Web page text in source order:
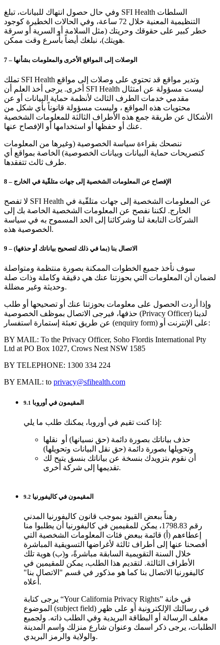
وفي حال حصول انتهاك للبيانات، تبلغ SFI Health السلطات
التنظيمية المعنية خلال 72 ساعة، وفي الحالات الخطيرة كوجود
خطر كبير على حقوقك وحريتك (مثل السلامة أو السرية أو سرقة
هويتك)، نبلغك أيضاً بأسرع وقت ممكن.
تملك SFI Health وتدير مواقع قد تحتوي على وصلات إلى مواقع
أخرى. يرجى أخذ العلم أن SFI Health ليست مسؤولة عن امتثال
مقدمي خدمات الطرف الثالث لأنظمة حماية البيانات أو عن
محتويات هذه المواقع ، وليست مسؤولة قانوناً بأي شكل من
الأشكال عن طريقة جمع هذه الأطراف الثالثة للمعلومات الشخصية
عنك أو حفظها أو استخدامها أو الإفصاح عنها.
ننصحك بقراءة سياسة الخصوصية (وغيرها من المعلومات
كتصريحات حماية البيانات وبيانات الخصوصية) الخاصة بمواقع أي
طرف ثالث تتفقدها.
8 – الإفصاح عن المعلومات الشخصية إلى جهات متلقّية في الخارج
لا تفصح SFI Health عن المعلومات الشخصية إلى جهات متلقّية في
الخارج. لكننا نفصح عن المعلومات الشخصية الخاصة بك إلى
الشركات التابعة لنا وشركائنا إلى الحد المسموح به في سياسة
الخصوصية هذه.
9 – الاتصال بنا (بما في ذلك لتصحيح بياناتك أو حذفها)
سوف نأخذ جميع الخطوات الممكنة بصورة منتظمة ومتواصلة
لضمان أن المعلومات التي بحوزتنا عنك هي دقيقة وكاملة وذات صلة
وحديثة وغير مضللة.
وإذا أردت الحصول على معلومات بحوزتنا عنك أو تصحيحها أو طلب
حذفها، فيرجى الاتصال بموظف الخصوصية (Privacy Officer) لدينا
عن طريق تعبئة إستمارة استفسار (enquiry form) على الإنترنت أو:
BY MAIL: To the Privacy Officer, Soho Flordis International Pty
Ltd at PO Box 1027, Crows Nest NSW 1585
BY TELEPHONE: 1300 334 224
BY EMAIL: to privacy@sfihealth.com
9.1 المقيمون في أوروبا
إذا كنت تقيم في أوروبا، يمكنك طلب ما يلي:
حذف بياناتك بصورة دائمة (حق نسيانها) أو نقلها
أن نقوم بتزويدك بنسخة عن بياناتك بنسق يتيح لك
تقديمها إلى شركة أخرى.
9.2
رهناً ببعض القيود بموجب قانون كاليفورنيا المدني
رقم 1798.83، يمكن للمقيمين في كاليفورنيا أن يطلبوا منا
إعطاءهم (أ) قائمة ببعض فئات المعلومات الشخصية التي
أفصحنا عنها إلى أطراف ثالثة لأغراضها التسويقية المباشرة
خلال السنة التقويمية السابقة مباشرةً، و(ب) هوية تلك
الأطراف الثالثة. لتقديم هذا الطلب، يمكن للمقيمين في
كاليفورنيا الاتصال بنا كما هو مذكور في قسم "الاتصال بنا"
أعلاه.
يرجى كتابة “Your California Privacy Rights” في خانة
الموضوع (subject field) في رسالتك الإلكترونية أو على ظهر
مغلف الرسالة أو البطاقة البريدية وفي الطلب ذاته. ولجميع
الطلبات، يرجى ذكر اسمك وعنوان شارع منزلك واسم المدينة
والولاية والرمز البريدي.